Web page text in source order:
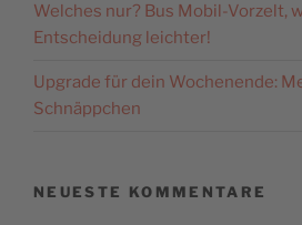
Consent Management
Platform&eRecht24
Welches nur? Bus Mobil-Vorzelt,
Entscheidung leichter!
Upgrade für dein Wochenende:
Schnäppchen
NEUESTE KOMMENTARE